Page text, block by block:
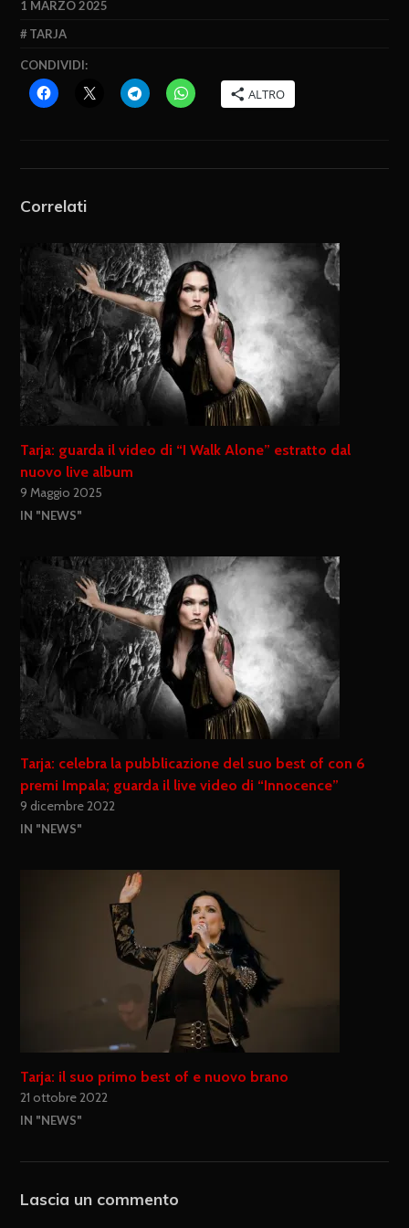
1 MARZO 2025
TARJA
CONDIVIDI:
ALTRO
Correlati
Tarja: guarda il video di “I Walk Alone” estratto dal
nuovo live album
9 Maggio 2025
IN "NEWS"
Tarja: celebra la pubblicazione del suo best of con 6
premi Impala; guarda il live video di “Innocence”
9 dicembre 2022
IN "NEWS"
Tarja: il suo primo best of e nuovo brano
21 ottobre 2022
IN "NEWS"
Lascia un commento